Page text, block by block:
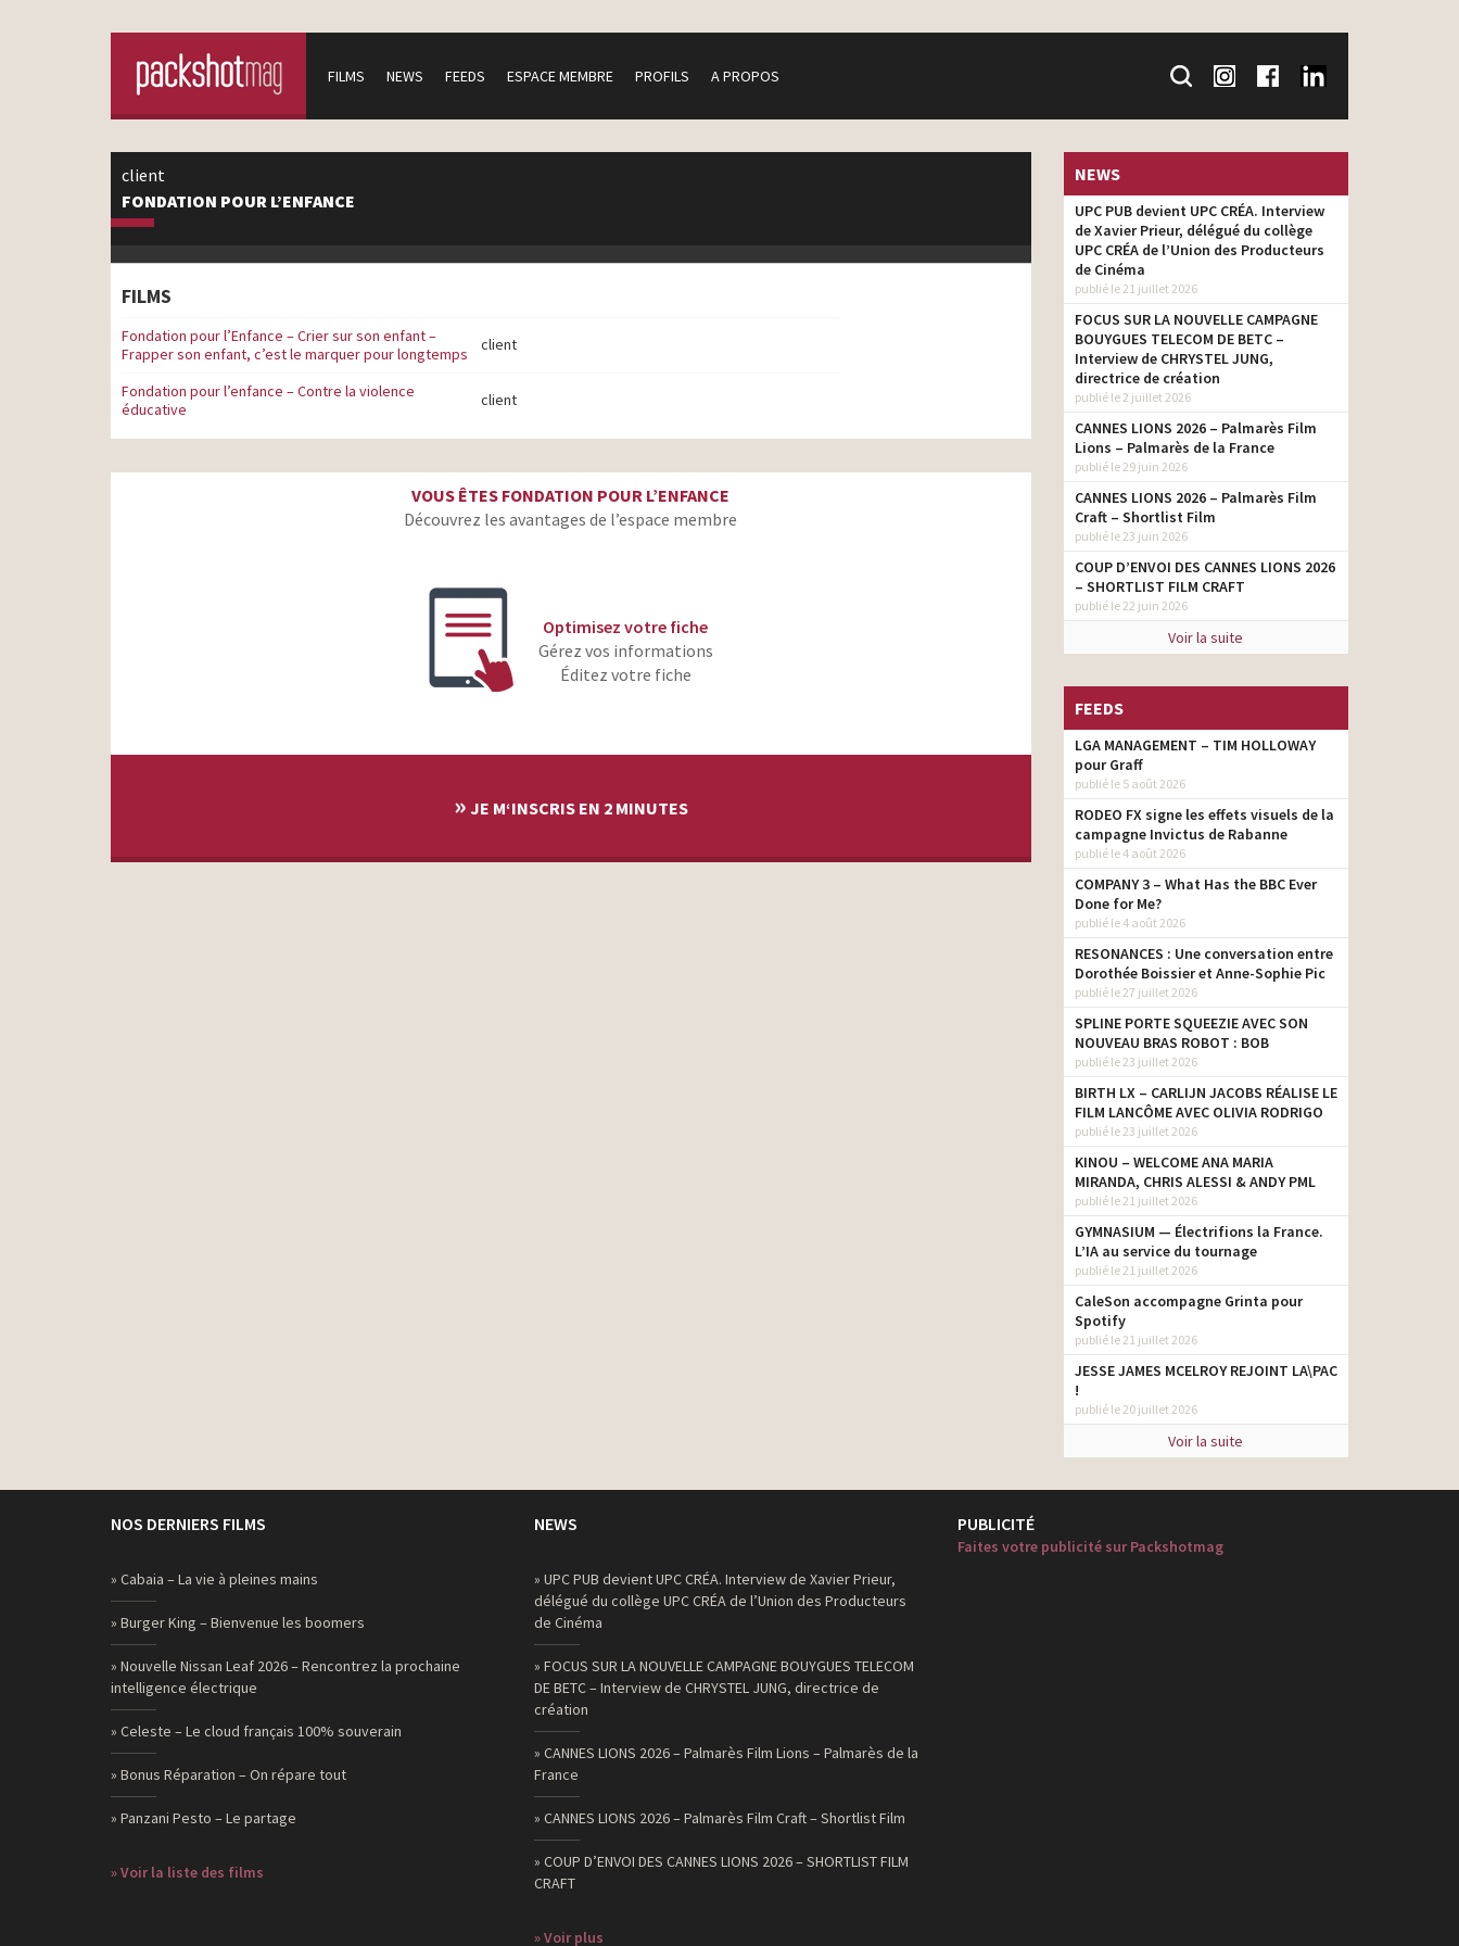
FILMS NEWS FEEDS ESPACE MEMBRE PROFILS A PROPOS
client
FONDATION POUR L’ENFANCE
FILMS
Fondation pour l’Enfance – Crier sur son enfant –
Frapper son enfant, c’est le marquer pour longtemps
client
Fondation pour l’enfance – Contre la violence
éducative
client
VOUS ÊTES FONDATION POUR L’ENFANCE
Découvrez les avantages de l’espace membre
Optimisez votre fiche
Gérez vos informations
Éditez votre fiche
» JE M‘INSCRIS EN 2 MINUTES
NEWS
UPC PUB devient UPC CRÉA. Interview
de Xavier Prieur, délégué du collège
UPC CRÉA de l’Union des Producteurs
de Cinéma
publié le 21 juillet 2026
FOCUS SUR LA NOUVELLE CAMPAGNE
BOUYGUES TELECOM DE BETC –
Interview de CHRYSTEL JUNG,
directrice de création
publié le 2 juillet 2026
CANNES LIONS 2026 – Palmarès Film
Lions – Palmarès de la France
publié le 29 juin 2026
CANNES LIONS 2026 – Palmarès Film
Craft – Shortlist Film
publié le 23 juin 2026
COUP D’ENVOI DES CANNES LIONS 2026
– SHORTLIST FILM CRAFT
publié le 22 juin 2026
Voir la suite
FEEDS
LGA MANAGEMENT – TIM HOLLOWAY
pour Graff
publié le 5 août 2026
RODEO FX signe les effets visuels de la
campagne Invictus de Rabanne
publié le 4 août 2026
COMPANY 3 – What Has the BBC Ever
Done for Me?
publié le 4 août 2026
RESONANCES : Une conversation entre
Dorothée Boissier et Anne-Sophie Pic
publié le 27 juillet 2026
SPLINE PORTE SQUEEZIE AVEC SON
NOUVEAU BRAS ROBOT : BOB
publié le 23 juillet 2026
BIRTH LX – CARLIJN JACOBS RÉALISE LE
FILM LANCÔME AVEC OLIVIA RODRIGO
publié le 23 juillet 2026
KINOU – WELCOME ANA MARIA
MIRANDA, CHRIS ALESSI & ANDY PML
publié le 21 juillet 2026
GYMNASIUM — Électrifions la France.
L’IA au service du tournage
publié le 21 juillet 2026
CaleSon accompagne Grinta pour
Spotify
publié le 21 juillet 2026
JESSE JAMES MCELROY REJOINT LA\PAC
!
publié le 20 juillet 2026
Voir la suite
NOS DERNIERS FILMS
» Cabaia – La vie à pleines mains
» Burger King – Bienvenue les boomers
» Nouvelle Nissan Leaf 2026 – Rencontrez la prochaine
intelligence électrique
» Celeste – Le cloud français 100% souverain
» Bonus Réparation – On répare tout
» Panzani Pesto – Le partage
» Voir la liste des films
NEWS
» UPC PUB devient UPC CRÉA. Interview de Xavier Prieur,
délégué du collège UPC CRÉA de l’Union des Producteurs
de Cinéma
» FOCUS SUR LA NOUVELLE CAMPAGNE BOUYGUES TELECOM
DE BETC – Interview de CHRYSTEL JUNG, directrice de
création
» CANNES LIONS 2026 – Palmarès Film Lions – Palmarès de la
France
» CANNES LIONS 2026 – Palmarès Film Craft – Shortlist Film
» COUP D’ENVOI DES CANNES LIONS 2026 – SHORTLIST FILM
CRAFT
» Voir plus
PUBLICITÉ
Faites votre publicité sur Packshotmag